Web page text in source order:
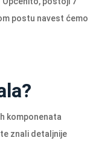
postu navest ćemo
komponenata
znali detaljnije